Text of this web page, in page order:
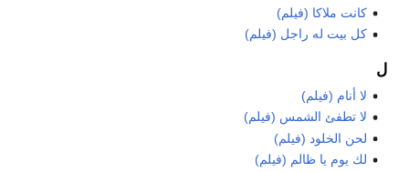
كانت ملاكا (فيلم)
كل بيت له راجل (فيلم)
ل
لا أنام (فيلم)
لا تطفئ الشمس (فيلم)
لحن الخلود (فيلم)
لك يوم يا ظالم (فيلم)